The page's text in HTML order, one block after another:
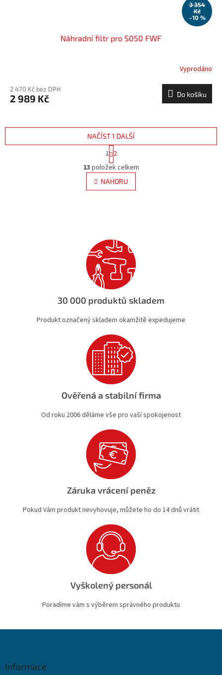
3 354
Kč
–10 %
Náhradní filtr pro S050 FWF
Vyprodáno
2 470 Kč bez DPH
2 989 Kč Do košíku
O
v
l
á
p
r
v
k
y
ý
p
s
u
NAČÍST 1 DALŠÍ
S
t
r
á
n
k
1 2
13 položek celkem
NAHORU
30 000 produktů skladem
Produkt označený skladem okamžitě expedujeme
Ověřená a stabilní firma
Od roku 2006 děláme vše pro vaší spokojenost
Záruka vrácení peněz
Pokud Vám produkt nevyhovuje, můžete ho do 14 dnů vrátit
Vyškolený personál
Poradíme vám s výběrem správného produktu
Informace